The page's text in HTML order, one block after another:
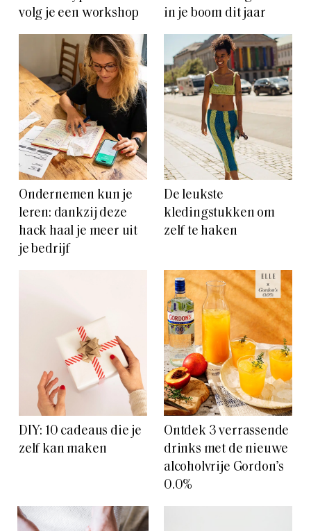
volg je een workshop
in je boom dit jaar
Ondernemen kun je
leren: dankzij deze
hack haal je meer uit
je bedrijf
De leukste
kledingstukken om
zelf te haken
DIY: 10 cadeaus die je
zelf kan maken
Ontdek 3 verrassende
drinks met de nieuwe
alcoholvrije Gordon’s
0.0%